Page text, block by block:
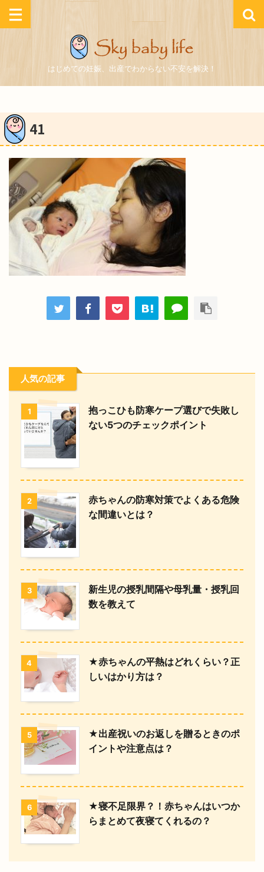
はじめての妊娠、出産でわからない不安を解決！
41
人気の記事
1
抱っこひも防寒ケープ選びで失敗し
ない5つのチェックポイント
2
赤ちゃんの防寒対策でよくある危険
な間違いとは？
3
新生児の授乳間隔や母乳量・授乳回
数を教えて
4
★赤ちゃんの平熱はどれくらい？正
しいはかり方は？
5
★出産祝いのお返しを贈るときのポ
イントや注意点は？
6
★寝不足限界？！赤ちゃんはいつか
らまとめて夜寝てくれるの？